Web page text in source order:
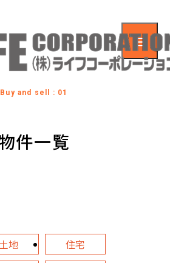
Buy and sell : 01
件一覧
地
住宅